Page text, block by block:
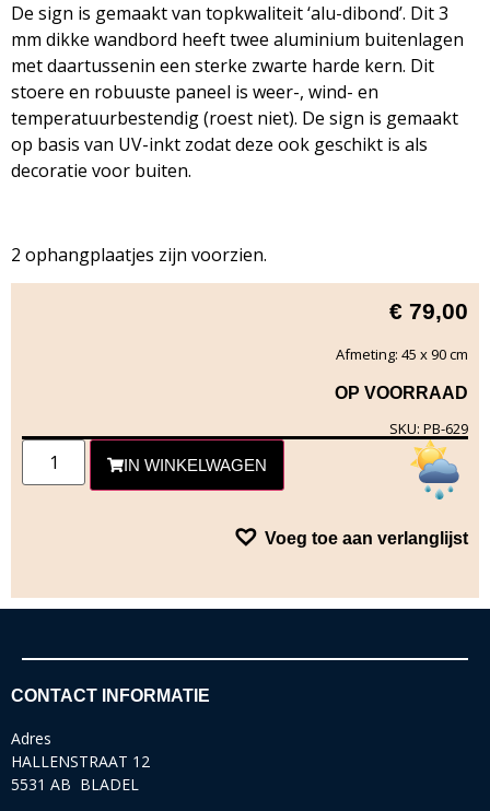
De sign is gemaakt van topkwaliteit ‘alu-dibond’. Dit 3
mm dikke wandbord heeft twee aluminium buitenlagen
met daartussenin een sterke zwarte harde kern. Dit
stoere en robuuste paneel is weer-, wind- en
temperatuurbestendig (roest niet). De sign is gemaakt
op basis van UV-inkt zodat deze ook geschikt is als
decoratie voor buiten.
2 ophangplaatjes zijn voorzien.
€ 79,00
Afmeting: 45 x 90 cm
OP VOORRAAD
SKU: PB-629
IN WINKELWAGEN
Voeg toe aan verlanglijst
CONTACT INFORMATIE
Adres
HALLENSTRAAT 12
5531 AB BLADEL